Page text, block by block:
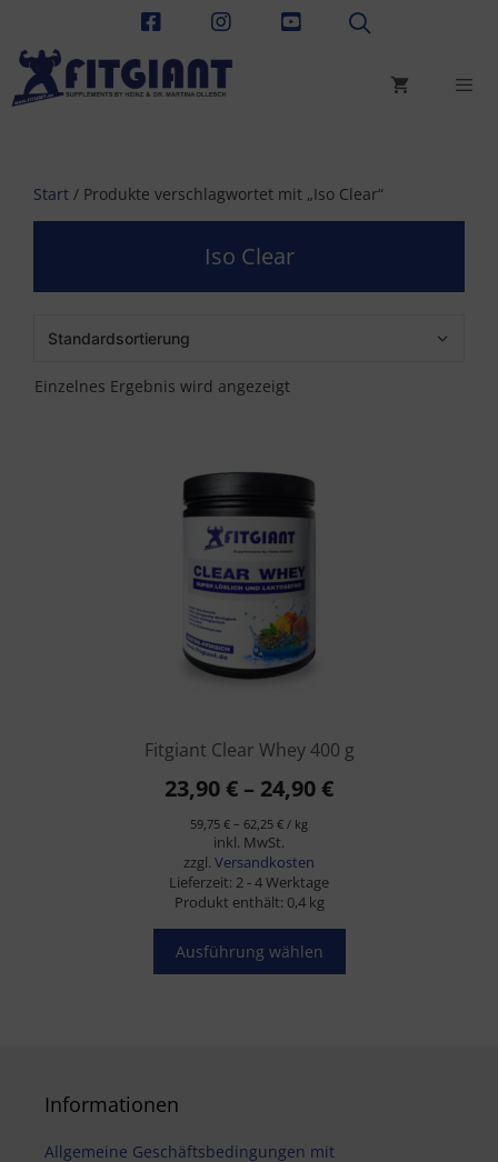
springen
Start / Produkte verschlagwortet mit „Iso Clear“
Iso Clear
Einzelnes Ergebnis wird angezeigt
Fitgiant Clear Whey 400 g
23,90€ – 24,90€
59,75 € – 62,25 € / kg
inkl. MwSt.
zzgl. Versandkosten
Lieferzeit: 2 - 4 Werktage
Produkt enthält: 0,4 kg
Ausführung wählen
Informationen
Allgemeine Geschäftsbedingungen mit